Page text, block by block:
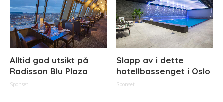
Alltid god utsikt på
Radisson Blu Plaza
Sponset
Slapp av i dette
hotellbassenget i Oslo
Sponset